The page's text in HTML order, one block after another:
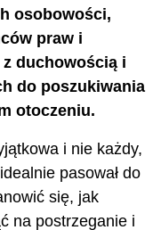
osobowości,
praw i
duchowością i
do poszukiwania
otoczeniu.
i nie każdy,
pasował do
się, jak
na postrzeganie i